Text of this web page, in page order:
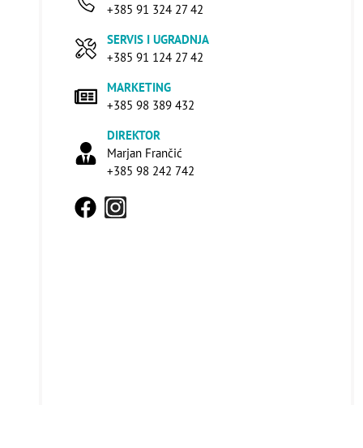
+385 91 324 27 42
SERVIS I UGRADNJA
+385 91 124 27 42
MARKETING
+385 98 389 432
DIREKTOR
Marjan Frančić
+385 98 242 742